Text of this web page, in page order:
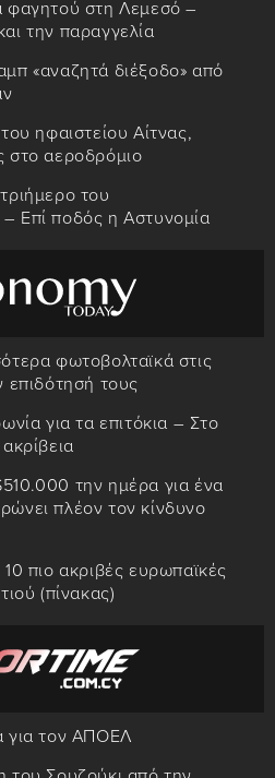
φαγητού στη Λεμεσό –
την παραγγελία
«αναζητά διέξοδο» από
ηφαιστείου Αίτνας,
στο αεροδρόμιο
του
Επί ποδός η Αστυνομία
φωτοβολταϊκά στις
επιδότησή τους
για τα επιτόκια – Στο
την ημέρα για ένα
πλέον τον κίνδυνο
πιο ακριβές ευρωπαϊκές
(πίνακας)
για τον ΑΠΟΕΛ